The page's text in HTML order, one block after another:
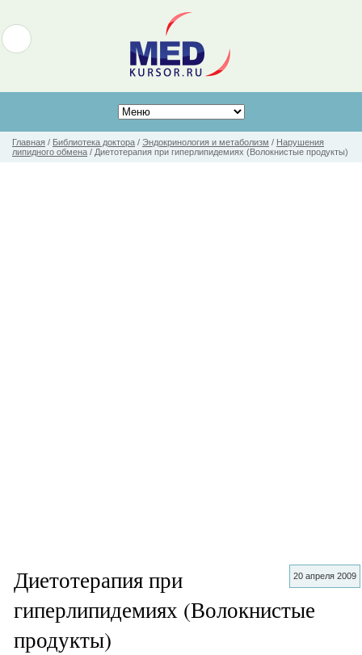
Главная / Библиотека доктора / Эндокринология и метаболизм / Нарушения
липидного обмена / Диетотерапия при гиперлипидемиях (Волокнистые продукты)
20 апреля 2009
Диетотерапия при
гиперлипидемиях (Волокнистые
продукты)